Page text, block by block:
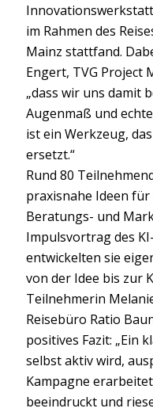
Innovationswerkstatt
im Rahmen des
Mainz stattfand.
Engert, TVG Project
„dass wir uns damit
Augenmaß und
ist ein Werkzeug,
ersetzt.“
Rund 80
praxisnahe Ideen für
Beratungs- und
Impulsvortrag des
entwickelten sie
von der Idee bis zur
Teilnehmerin
Reisebüro Ratio
positives Fazit: „Ein
selbst aktiv wird,
Kampagne
beeindruckt und